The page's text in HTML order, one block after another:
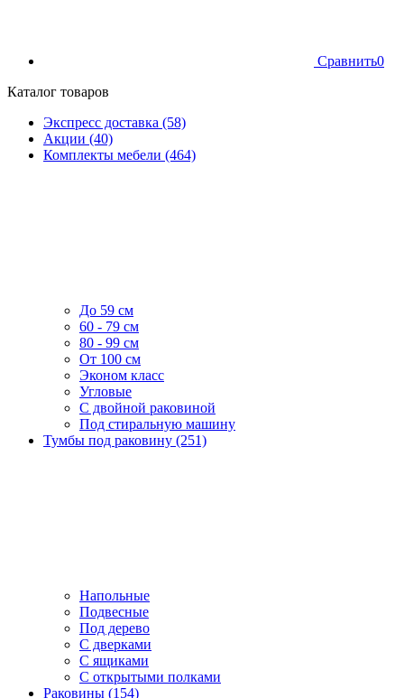
Сравнить0
Каталог товаров
Экспресс доставка (58)
Акции (40)
Комплекты мебели (464)
До 59 см
60 - 79 см
80 - 99 см
От 100 см
Эконом класс
Угловые
С двойной раковиной
Под стиральную машину
Тумбы под раковину (251)
Напольные
Подвесные
Под дерево
С дверками
С ящиками
С открытыми полками
Раковины (154)